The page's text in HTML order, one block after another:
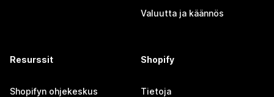
Valuutta ja käännös
Resurssit
Shopifyn ohjekeskus
Shopify
Tietoja